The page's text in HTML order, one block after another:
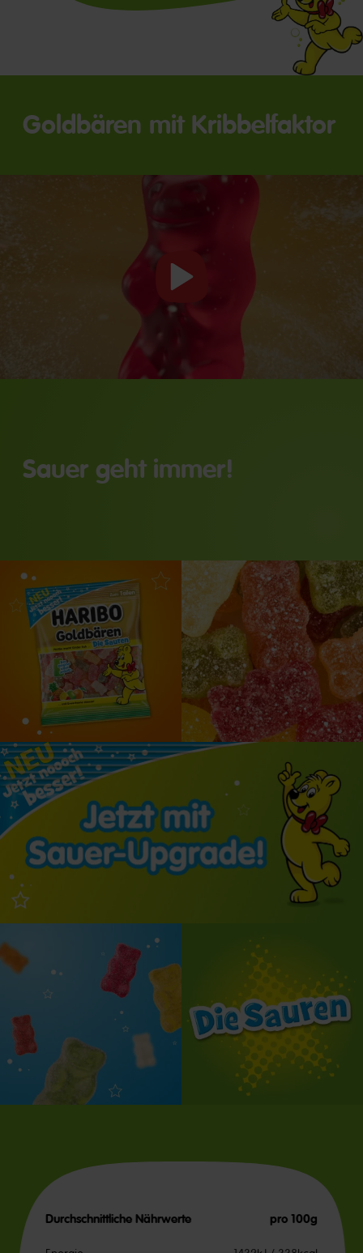
starten
Goldbären mit Kribbelfaktor
Sauer geht immer!
Durchschnittliche Nährwerte pro 100g